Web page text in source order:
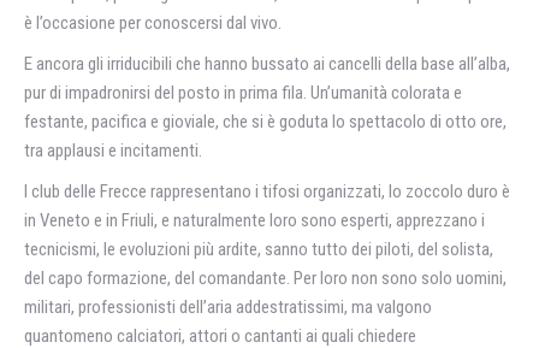
è l’occasione per conoscersi dal vivo.
E ancora gli irriducibili che hanno bussato ai cancelli della base all’alba,
pur di impadronirsi del posto in prima fila. Un’umanità colorata e
festante, pacifica e gioviale, che si è goduta lo spettacolo di otto ore,
tra applausi e incitamenti.
I club delle Frecce rappresentano i tifosi organizzati, lo zoccolo duro è
in Veneto e in Friuli, e naturalmente loro sono esperti, apprezzano i
tecnicismi, le evoluzioni più ardite, sanno tutto dei piloti, del solista,
del capo formazione, del comandante. Per loro non sono solo uomini,
militari, professionisti dell’aria addestratissimi, ma valgono
quantomeno calciatori, attori o cantanti ai quali chiedere